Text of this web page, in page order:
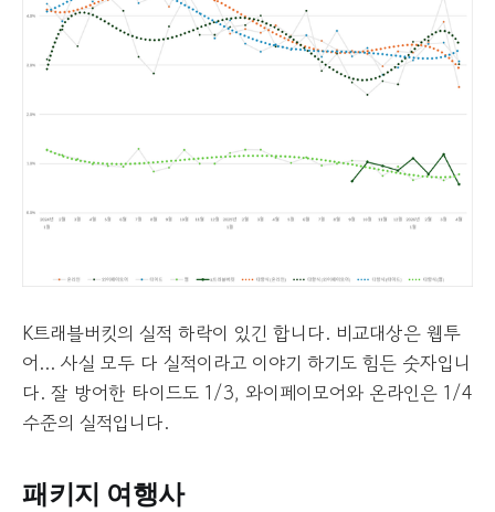
K트래블버킷의 실적 하락이 있긴 합니다. 비교대상은 웹투
어... 사실 모두 다 실적이라고 이야기 하기도 힘든 숫자입니
다. 잘 방어한 타이드도 1/3, 와이페이모어와 온라인은 1/4
수준의 실적입니다.
패키지 여행사